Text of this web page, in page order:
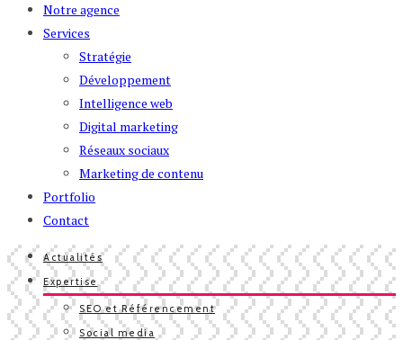
Notre agence
Services
Stratégie
Développement
Intelligence web
Digital marketing
Réseaux sociaux
Marketing de contenu
Portfolio
Contact
Actualités
Expertise
SEO et Référencement
Social media